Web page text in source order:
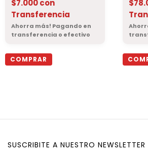
$7.000con
Transferencia
COMPRAR
SUSCRIBITE A NUESTRO NEWSLETTER